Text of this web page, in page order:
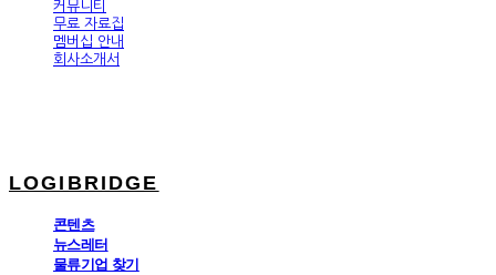
커뮤니티
무료 자료집
멤버십 안내
회사소개서
LOGIBRIDGE
콘텐츠
뉴스레터
물류기업 찾기